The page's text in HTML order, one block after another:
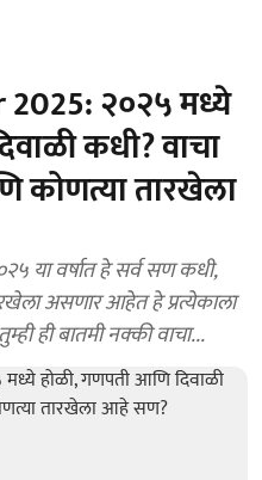
२०२५ मध्ये
कधी? वाचा
कोणत्या तारखेला
या वर्षात हे सर्व सण कधी,
असणार आहेत हे प्रत्येकाला
आहे. त्यासाठी तुम्ही ही बातमी नक्की वाचा...